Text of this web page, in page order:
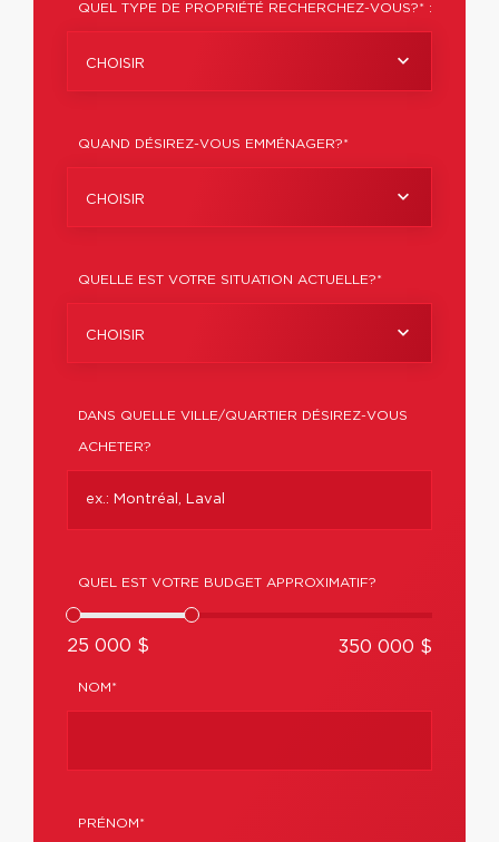
QUEL TYPE DE PROPRIÉTÉ RECHERCHEZ-VOUS?* :
CHOISIR
QUAND DÉSIREZ-VOUS EMMÉNAGER?*
CHOISIR
QUELLE EST VOTRE SITUATION ACTUELLE?*
CHOISIR
DANS QUELLE VILLE/QUARTIER DÉSIREZ-VOUS
ACHETER?
QUEL EST VOTRE BUDGET APPROXIMATIF?
25 000 $ 350 000 $
NOM*
PRÉNOM*